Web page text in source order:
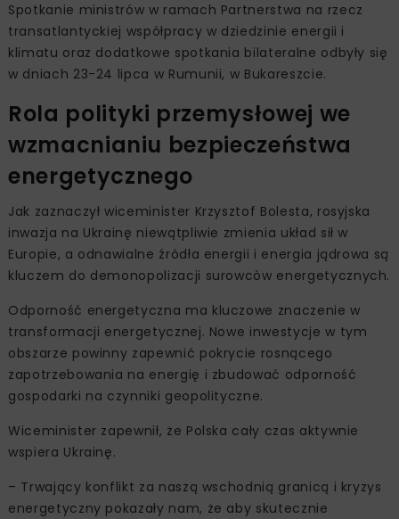
Spotkanie ministrów w ramach Partnerstwa na rzecz
transatlantyckiej współpracy w dziedzinie energii i
klimatu oraz dodatkowe spotkania bilateralne odbyły się
w dniach 23-24 lipca w Rumunii, w Bukareszcie.
Rola polityki przemysłowej we
wzmacnianiu bezpieczeństwa
energetycznego
Jak zaznaczył wiceminister Krzysztof Bolesta, rosyjska
inwazja na Ukrainę niewątpliwie zmienia układ sił w
Europie, a odnawialne źródła energii i energia jądrowa są
kluczem do demonopolizacji surowców energetycznych.
Odporność energetyczna ma kluczowe znaczenie w
transformacji energetycznej. Nowe inwestycje w tym
obszarze powinny zapewnić pokrycie rosnącego
zapotrzebowania na energię i zbudować odporność
gospodarki na czynniki geopolityczne.
Wiceminister zapewnił, że Polska cały czas aktywnie
wspiera Ukrainę.
– Trwający konflikt za naszą wschodnią granicą i kryzys
energetyczny pokazały nam, że aby skutecznie